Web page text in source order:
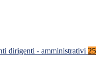
dirigenti - amministrativi 25